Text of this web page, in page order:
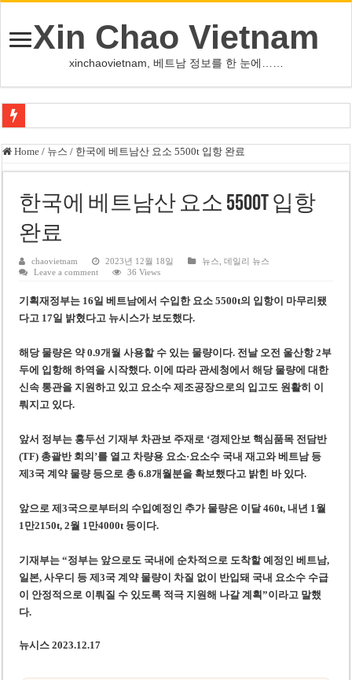
Xin Chao Vietnam
xinchaovietnam, 베트남 정보를 한 눈에……
사우디·튀르키예·파키스탄, 메카서 공동방위조약 체결
오픈AI, 차세대 AI ‘아스트라’ 출시 연기…사이버공격 위험 우려
인천서 10대 아들, 말다툼 중 어머니 흉기 살해
U-17 여자배구 대표팀, 세계선수권 대만 3-1 제압 2연승
美 법원, 리플렉팅 풀 훼손 용의자 공소기각…트럼프 ‘재고’ 촉구
태국 명문학교 총기난사…중학생, 교직원 등 최소 7명 살해
사우디·튀르키예·파키스탄, 메카 공동방위조약 체결…수니파 안보동맹 출범
우크라이나 ’40일 압박 작전’ 성과와 한계
Home / 뉴스 / 한국에 베트남산 요소 5500t 입항 완료
한국에 베트남산 요소 5500t 입항
완료
chaovietnam 2023년 12월 18일 뉴스 ,데일리 뉴스
Leave a comment
36 Views
기획재정부는 16일 베트남에서 수입한 요소 5500t의 입항이 마무리됐
다고 17일 밝혔다고 뉴시스가 보도했다.
해당 물량은 약 0.9개월 사용할 수 있는 물량이다. 전날 오전 울산항 2부
두에 입항해 하역을 시작했다. 이에 따라 관세청에서 해당 물량에 대한
신속 통관을 지원하고 있고 요소수 제조공장으로의 입고도 원활히 이
뤄지고 있다.
앞서 정부는 홍두선 기재부 차관보 주재로 ‘경제안보 핵심품목 전담반
(TF) 총괄반 회의’를 열고 차량용 요소·요소수 국내 재고와 베트남 등
제3국 계약 물량 등으로 총 6.8개월분을 확보했다고 밝힌 바 있다.
앞으로 제3국으로부터의 수입예정인 추가 물량은 이달 460t, 내년 1월
1만2150t, 2월 1만4000t 등이다.
기재부는 “정부는 앞으로도 국내에 순차적으로 도착할 예정인 베트남,
일본, 사우디 등 제3국 계약 물량이 차질 없이 반입돼 국내 요소수 수급
이 안정적으로 이뤄질 수 있도록 적극 지원해 나갈 계획”이라고 말했
다.
뉴시스 2023.12.17